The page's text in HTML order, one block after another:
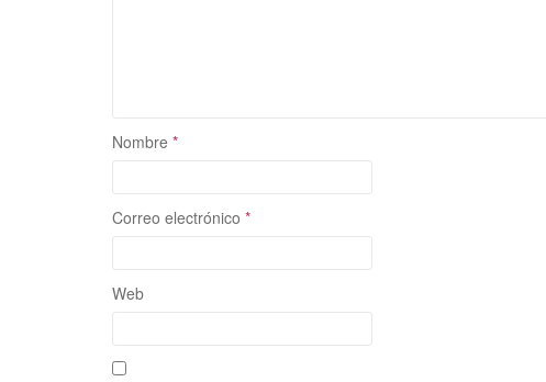
Nombre *
Correo electrónico *
Web